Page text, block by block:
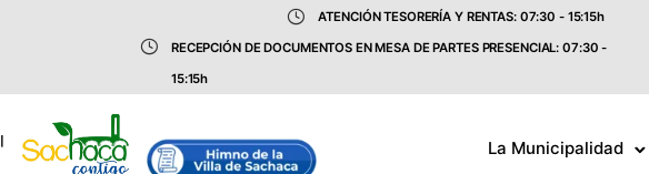
ATENCIÓN TESORERÍA Y RENTAS: 07:30 - 15:15h
RECEPCIÓN DE DOCUMENTOS EN MESA DE PARTES PRESENCIAL: 07:30 -
15:15h
La Municipalidad